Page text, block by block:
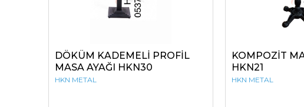
DÖKÜM KADEMELİ PROFİL
MASA AYAĞI HKN30
HKN METAL
KOMPOZİT
HKN21
HKN METAL